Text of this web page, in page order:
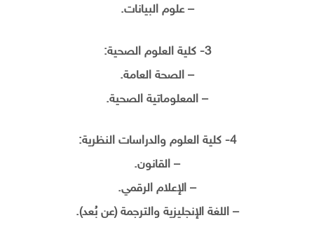
– علوم البيانات.
3- كلية العلوم الصحية:
– الصحة العامة.
– المعلوماتية الصحية.
4- كلية العلوم والدراسات النظرية:
– القانون.
– الإعلام الرقمي.
– اللغة الإنجليزية والترجمة (عن بُعد).